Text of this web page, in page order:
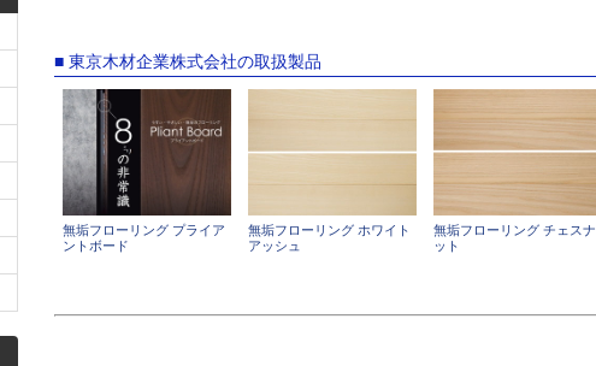
■ 東京木材企業株式会社の取扱製品
無垢フローリング プライア
ントボード
無垢フローリング ホワイト
アッシュ
無垢フローリング チェスナ
ット